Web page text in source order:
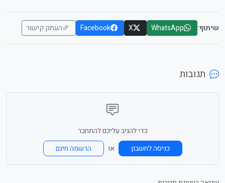
שיתוף: WhatsApp
X
Facebook העתק קישור
תגובות
כדי להגיב עליכם להתחבר
כניסה לחשבון
או הרשמה חינם